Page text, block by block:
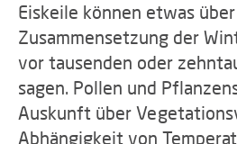
Eiskeile können etwas
Zusammensetzung der
vor tausenden oder
sagen. Pollen und
Auskunft über
Abhängigkeit von